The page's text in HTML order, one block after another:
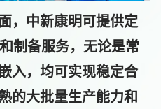
，中新康明可提供定
制备服务，无论是常
入，均可实现稳定合
的大批量生产能力和